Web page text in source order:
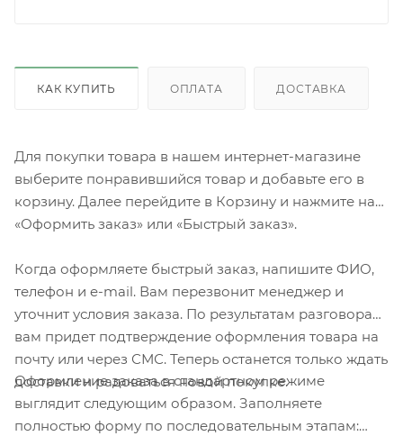
КАК КУПИТЬ ОПЛАТА ДОСТАВКА
Для покупки товара в нашем интернет-магазине
выберите понравившийся товар и добавьте его в
корзину. Далее перейдите в Корзину и нажмите на
«Оформить заказ» или «Быстрый заказ».
Когда оформляете быстрый заказ, напишите ФИО,
телефон и e-mail. Вам перезвонит менеджер и
уточнит условия заказа. По результатам разговора
вам придет подтверждение оформления товара на
почту или через СМС. Теперь останется только ждать
доставки и радоваться новой покупке.
Оформление заказа в стандартном режиме
выглядит следующим образом. Заполняете
полностью форму по последовательным этапам: